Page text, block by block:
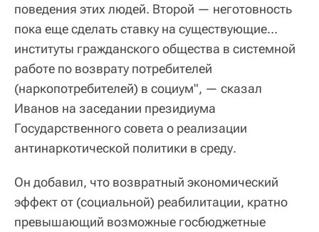
поведения этих людей. Второй — неготовность
пока еще сделать ставку на существующие…
институты гражданского общества в системной
работе по возврату потребителей
(наркопотребителей) в социум", — сказал
Иванов на заседании президиума
Государственного совета о реализации
антинаркотической политики в среду.
Он добавил, что возвратный экономический
эффект от (социальной) реабилитации, кратно
превышающий возможные госбюджетные